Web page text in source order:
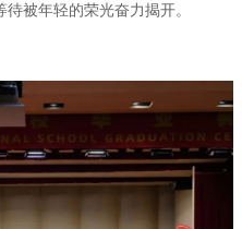
被年轻的荣光奋力揭开。